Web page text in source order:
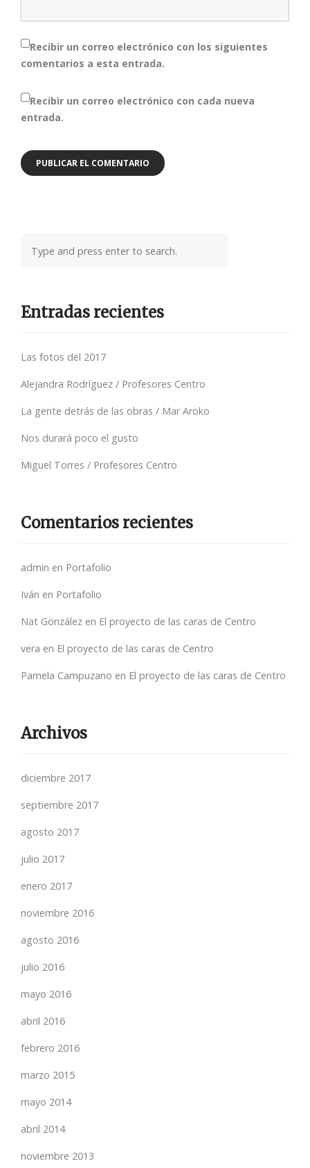
Recibir un correo electrónico con los siguientes
comentarios a esta entrada.
Recibir un correo electrónico con cada nueva
entrada.
Entradas recientes
Las fotos del 2017
Alejandra Rodríguez / Profesores Centro
La gente detrás de las obras / Mar Aroko
Nos durará poco el gusto
Miguel Torres / Profesores Centro
Comentarios recientes
admin en Portafolio
Iván en Portafolio
Nat González en El proyecto de las caras de Centro
vera en El proyecto de las caras de Centro
Pamela Campuzano en El proyecto de las caras de Centro
Archivos
diciembre 2017
septiembre 2017
agosto 2017
julio 2017
enero 2017
noviembre 2016
agosto 2016
julio 2016
mayo 2016
abril 2016
febrero 2016
marzo 2015
mayo 2014
abril 2014
noviembre 2013